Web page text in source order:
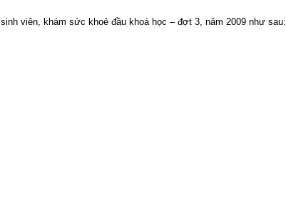
viên, khám sức khoẻ đầu khoá học – đợt 3, năm 2009 như sau: